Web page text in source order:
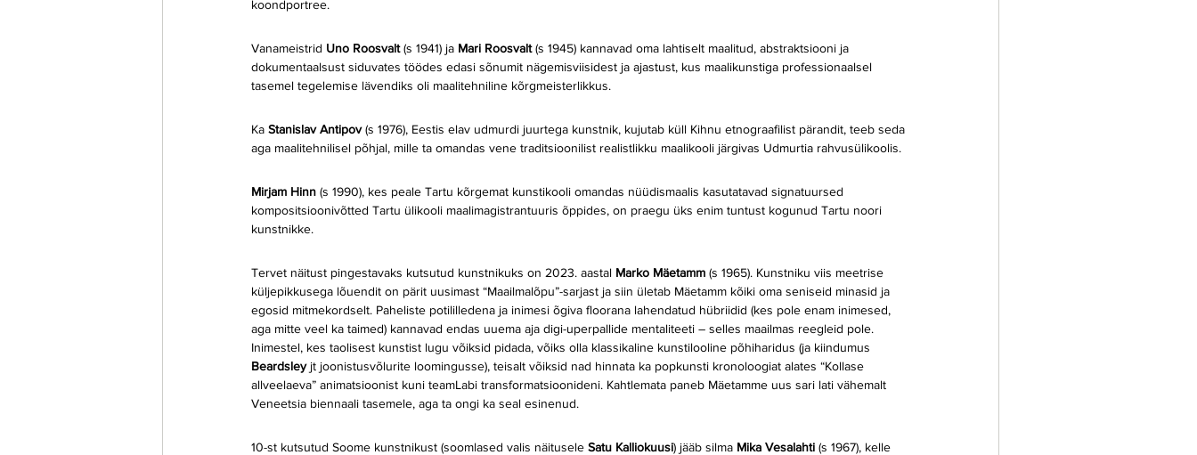
koondportree.
Vanameistrid Uno Roosvalt (s 1941) ja Mari Roosvalt (s 1945) kannavad oma lahtiselt maalitud, abstraktsiooni ja
dokumentaalsust siduvates töödes edasi sõnumit nägemisviisidest ja ajastust, kus maalikunstiga professionaalsel
tasemel tegelemise lävendiks oli maalitehniline kõrgmeisterlikkus.
Ka Stanislav Antipov (s 1976), Eestis elav udmurdi juurtega kunstnik, kujutab küll Kihnu etnograafilist pärandit, teeb seda
aga maalitehnilisel põhjal, mille ta omandas vene traditsioonilist realistlikku maalikooli järgivas Udmurtia rahvusülikoolis.
Mirjam Hinn (s 1990), kes peale Tartu kõrgemat kunstikooli omandas nüüdismaalis kasutatavad signatuursed
kompositsioonivõtted Tartu ülikooli maalimagistrantuuris õppides, on praegu üks enim tuntust kogunud Tartu noori
kunstnikke.
Tervet näitust pingestavaks kutsutud kunstnikuks on 2023. aastal Marko Mäetamm (s 1965). Kunstniku viis meetrise
küljepikkusega lõuendit on pärit uusimast “Maailmalõpu”-sarjast ja siin ületab Mäetamm kõiki oma seniseid minasid ja
egosid mitmekordselt. Paheliste potililledena ja inimesi õgiva floorana lahendatud hübriidid (kes pole enam inimesed,
aga mitte veel ka taimed) kannavad endas uuema aja digi-uperpallide mentaliteeti – selles maailmas reegleid pole.
Inimestel, kes taolisest kunstist lugu võiksid pidada, võiks olla klassikaline kunstilooline põhiharidus (ja kiindumus
Beardsley jt joonistusvõlurite loomingusse), teisalt võiksid nad hinnata ka popkunsti kronoloogiat alates “Kollase
allveelaeva” animatsioonist kuni teamLabi transformatsioonideni. Kahtlemata paneb Mäetamme uus sari lati vähemalt
Veneetsia biennaali tasemele, aga ta ongi ka seal esinenud.
10-st kutsutud Soome kunstnikust (soomlased valis näitusele Satu Kalliokuusi) jääb silma Mika Vesalahti (s 1967), kelle